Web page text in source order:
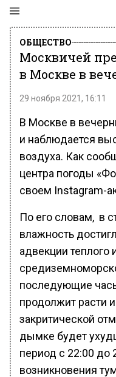
ОБЩЕСТВО
Москвичей
в Москве в
29 ноября 2021, 16:11
В Москве в
и наблюдается
воздуха. Как
центра погоды
своем Instagram-
По его словам, в
влажность
адвекции теплого
последующие
продолжит расти
закритической
дымке будет
период с 22:00 до
возникновения